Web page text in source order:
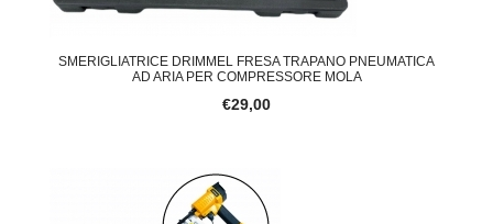
SMERIGLIATRICE DRIMMEL FRESA TRAPANO PNEUMATICA
AD ARIA PER COMPRESSORE MOLA
€29,00